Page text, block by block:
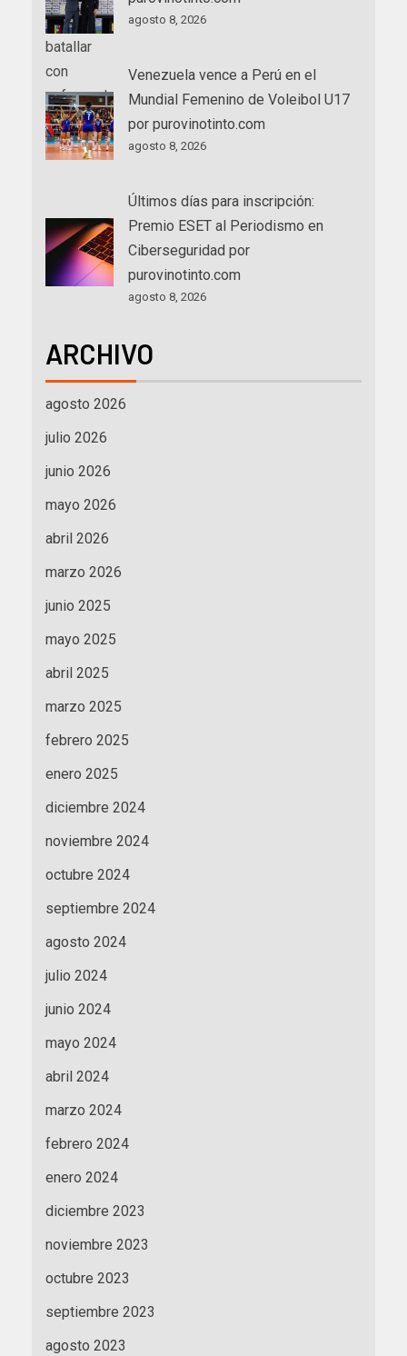
agosto 8, 2026
Venezuela vence a Perú en el
Mundial Femenino de Voleibol U17
por purovinotinto.com
agosto 8, 2026
Últimos días para inscripción:
Premio ESET al Periodismo en
Ciberseguridad por
purovinotinto.com
agosto 8, 2026
ARCHIVO
agosto 2026
julio 2026
junio 2026
mayo 2026
abril 2026
marzo 2026
junio 2025
mayo 2025
abril 2025
marzo 2025
febrero 2025
enero 2025
diciembre 2024
noviembre 2024
octubre 2024
septiembre 2024
agosto 2024
julio 2024
junio 2024
mayo 2024
abril 2024
marzo 2024
febrero 2024
enero 2024
diciembre 2023
noviembre 2023
octubre 2023
septiembre 2023
agosto 2023